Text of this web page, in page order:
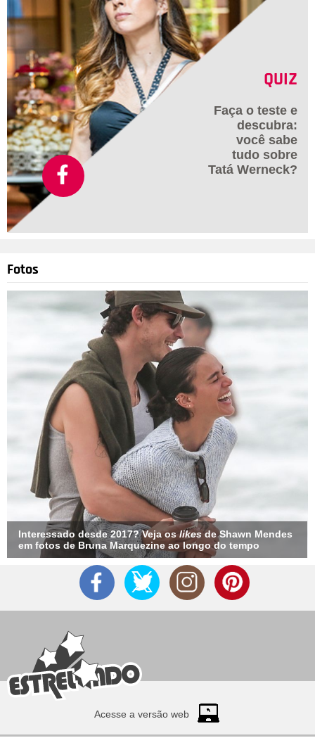
QUIZ
Faça o teste e
descubra:
você sabe
tudo sobre
Tatá Werneck?
Fotos
Interessado desde 2017? Veja oslikesde Shawn Mendes
em fotos de Bruna Marquezine ao longo do tempo
Acesse a versão web